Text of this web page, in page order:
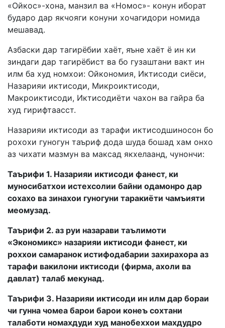
«Ойкос»-хона, манзил ва «Номос»- конун иборат
бударо дар якчояги конуни хочагидори номида
мешавад.
Азбаски дар тагирёбии хаёт, яъне хаёт ё ин ки
зиндаги дар тагирёбист ва бо гузаштани вакт ин
илм ба худ номхои: Ойкономия, Иктисоди сиёси,
Назарияи иктисоди, Микроиктисоди,
Макроиктисоди, Иктисодиёти чахон ва гайра ба
худ гирифтаасст.
Назарияи иктисоди аз тарафи иктисодшиносон бо
рохохи гуногун таъриф дода шуда бошад хам онхо
аз чихати мазмун ва максад якхелаанд, чунончи:
Таърифи 1. Назарияи иктисоди фанест, ки
муносибатхои истехсолии байни одамонро дар
сохахо ва зинахои гуногуни таракиёти чамъияти
меомузад.
Таърифи 2. аз руи назарави таълимоти
«Экономикс» назарияи иктисоди фанест, ки
роххои самаранок истифодабарии захирахора аз
тарафи вакилони иктисоди (фирма, ахоли ва
давлат) талаб мекунад.
Таърифи 3. Назарияи иктисоди ин илм дар бораи
чи гунна чомеа барои барои конеъ сохтани
талаботи номахдуди худ манобеххои махдудро